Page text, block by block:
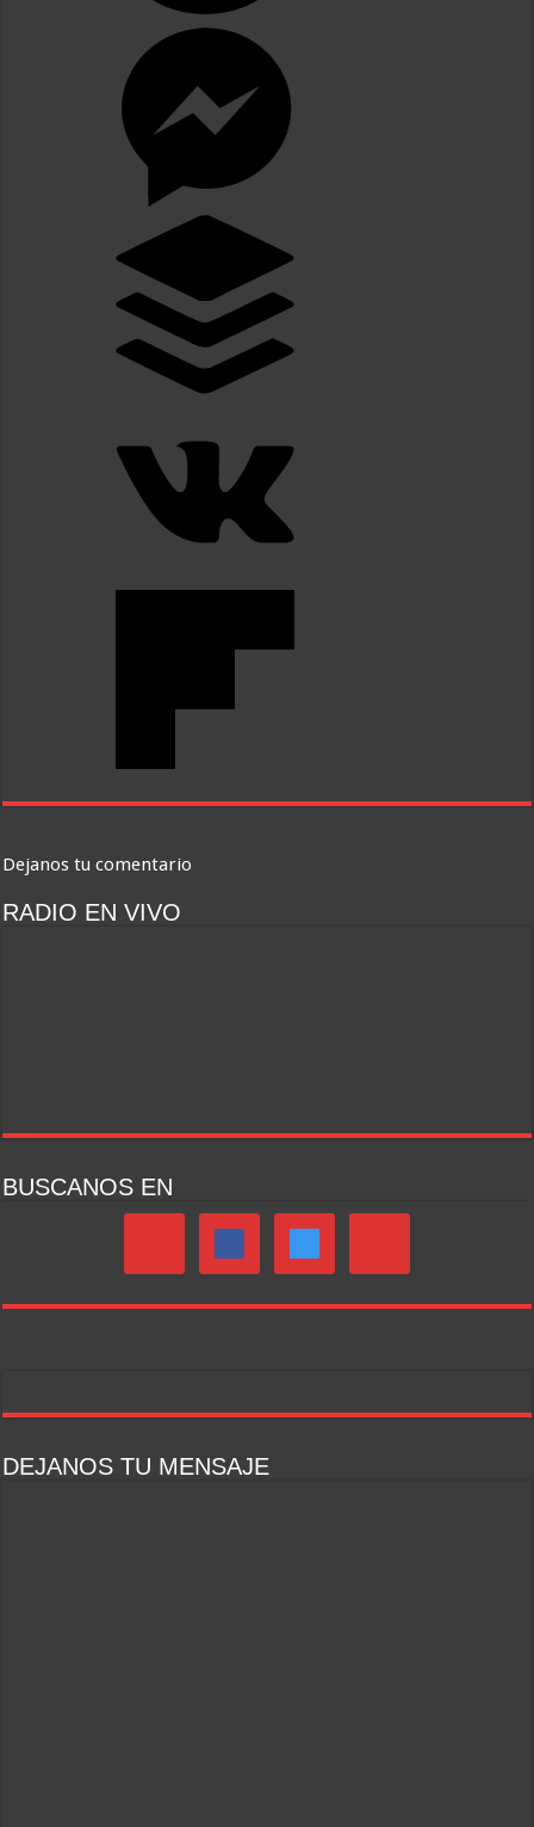
Dejanos tu comentario
RADIO EN VIVO
BUSCANOS EN
DEJANOS TU MENSAJE